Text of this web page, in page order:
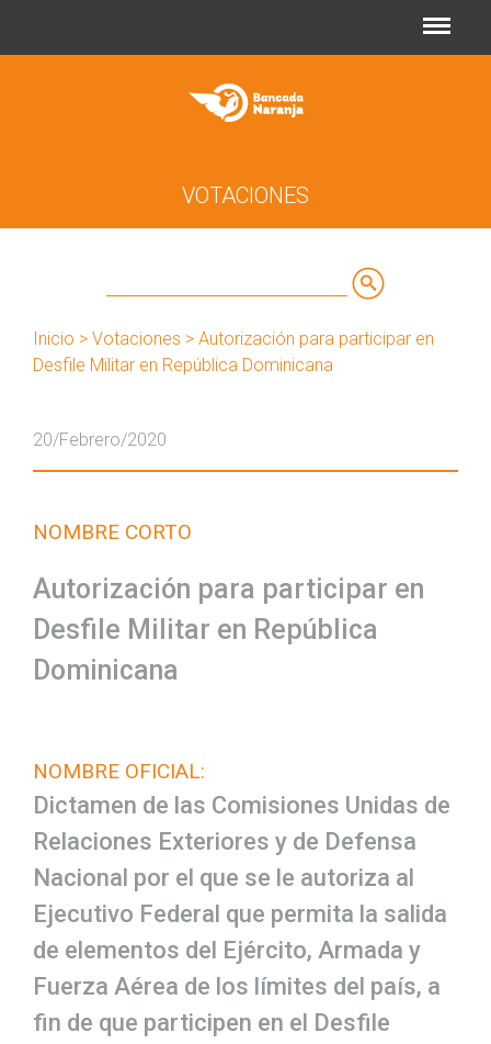
VOTACIONES
de
Inicio > Votaciones > Autorización para participar en
Desfile Militar en República Dominicana
20/Febrero/2020
NOMBRE CORTO
Autorización para participar en
Desfile Militar en República
Dominicana
NOMBRE OFICIAL:
Dictamen de las Comisiones Unidas de
Relaciones Exteriores y de Defensa
Nacional por el que se le autoriza al
Ejecutivo Federal que permita la salida
de elementos del Ejército, Armada y
Fuerza Aérea de los límites del país, a
fin de que participen en el Desfile